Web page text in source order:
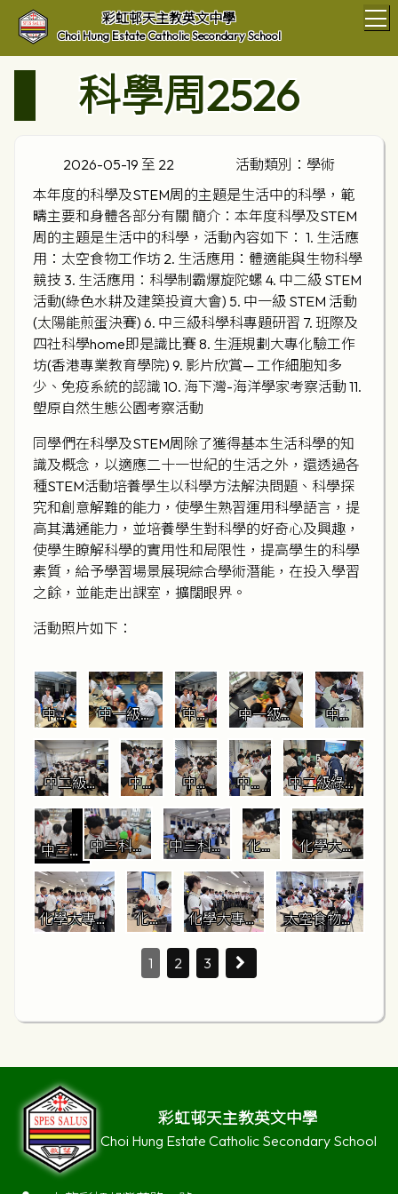
彩虹邨天主教英文中學
Choi Hung Estate Catholic Secondary School
科學周2526
2026-05-19 至 22
活動類別：學術
本年度的科學及STEM周的主題是生活中的科學，範
疇主要和身體各部分有關 簡介：本年度科學及STEM
周的主題是生活中的科學，活動內容如下： 1. 生活應
用：太空食物工作坊 2. 生活應用：體適能與生物科學
競技 3. 生活應用：科學制霸爆旋陀螺 4. 中二級 STEM
活動(綠色水耕及建築投資大會) 5. 中一級 STEM 活動
(太陽能煎蛋決賽) 6. 中三級科學科專題研習 7. 班際及
四社科學home即是識比賽 8. 生涯規劃大專化驗工作
坊(香港專業教育學院) 9. 影片欣賞— 工作細胞知多
少、免疫系統的認識 10. 海下灣-海洋學家考察活動 11.
塱原自然生態公園考察活動
同學們在科學及STEM周除了獲得基本生活科學的知
識及概念，以適應二十一世紀的生活之外，還透過各
種STEM活動培養學生以科學方法解決問題、科學探
究和創意解難的能力，使學生熟習運用科學語言，提
高其溝通能力，並培養學生對科學的好奇心及興趣，
使學生瞭解科學的實用性和局限性，提高學生的科學
素質，給予學習場景展現綜合學術潛能，在投入學習
之餘，並能走出課室，擴闊眼界。
活動照片如下：
中一
級太
陽能
煎蛋
器(決
賽)
(2)
中一級太
陽能煎蛋
器(決賽)
(3)
中一
級太
陽能
煎蛋
器(決
賽)
中一級太
陽能煎蛋
器(初賽)
中一
級太
陽能
煎蛋
器初
賽
中二級綠
色水耕及
建築大賽1
中二
級綠
色水
耕及
建築
大賽
2
中二
級綠
色水
耕及
建築
大賽
3
中二
級綠
色水
耕及
建築
大賽
4
中二級綠色
水耕及建築
大賽5
中三科
學專題
探究1
中三科學
專題探究
2
中三科學
專題探究
3
化學
大專
工作
坊1
化學大專
工作坊2
化學大專工
化學
工作
坊4
化學大專工
太空食物工
1
2 3
彩虹邨天主教英文中學
Choi Hung Estate Catholic Secondary School